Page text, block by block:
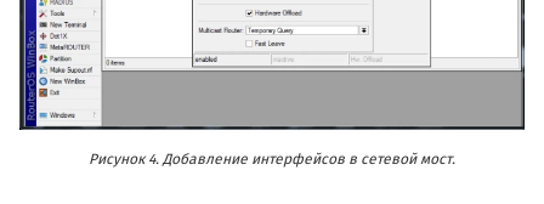
Рисунок 4. Добавление интерфейсов в сетевой мост.